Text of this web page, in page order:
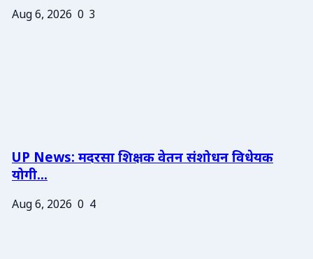
Aug 6, 2026 0 3
UP News: मदरसा शिक्षक वेतन संशोधन विधेयक
योगी...
Aug 6, 2026 0 4